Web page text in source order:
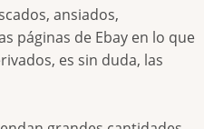
ansiados,
páginas de Ebay en lo que
es sin duda, las